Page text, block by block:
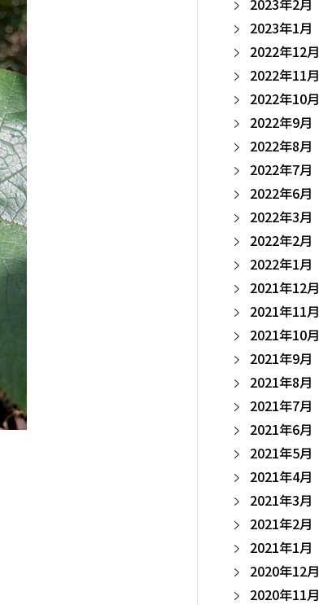
2023年2月
2023年1月
2022年12月
2022年11月
2022年10月
2022年9月
2022年8月
2022年7月
2022年6月
2022年3月
2022年2月
2022年1月
2021年12月
2021年11月
2021年10月
2021年9月
2021年8月
2021年7月
2021年6月
2021年5月
2021年4月
2021年3月
2021年2月
2021年1月
2020年12月
2020年11月